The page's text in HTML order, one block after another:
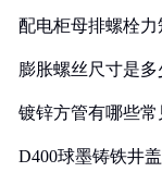
配电柜母排螺栓
膨胀螺丝尺寸是多
镀锌方管有哪些
D400球墨铸铁井